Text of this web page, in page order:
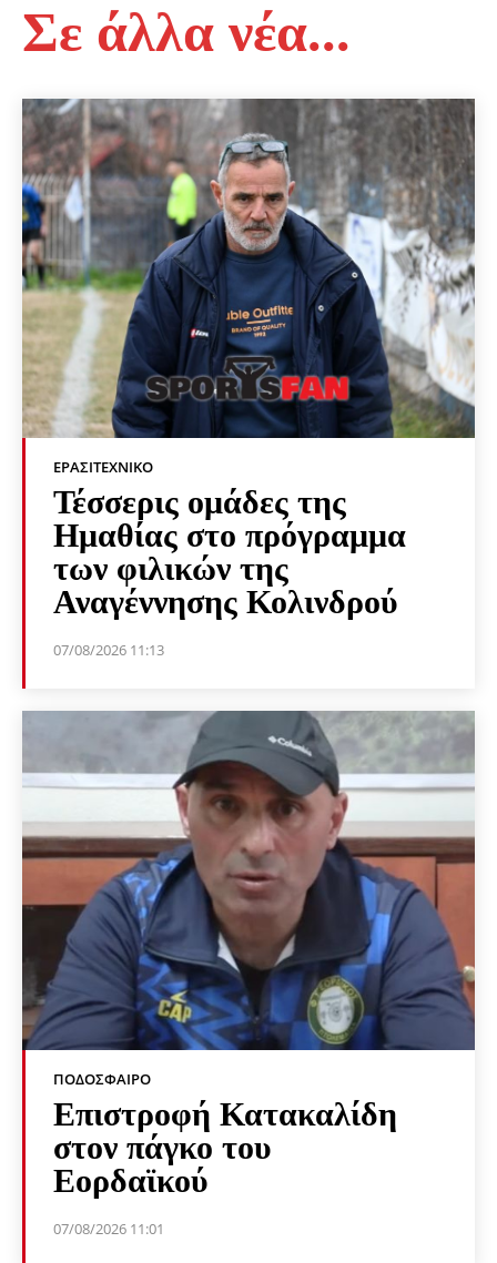
Σε άλλα νέα...
ΕΡΑΣΙΤΕΧΝΙΚΟ
Τέσσερις ομάδες της
Ημαθίας στο πρόγραμμα
των φιλικών της
Αναγέννησης Κολινδρού
07/08/2026 11:13
ΠΟΔΌΣΦΑΙΡΟ
Επιστροφή Κατακαλίδη
στον πάγκο του
Εορδαϊκού
07/08/2026 11:01